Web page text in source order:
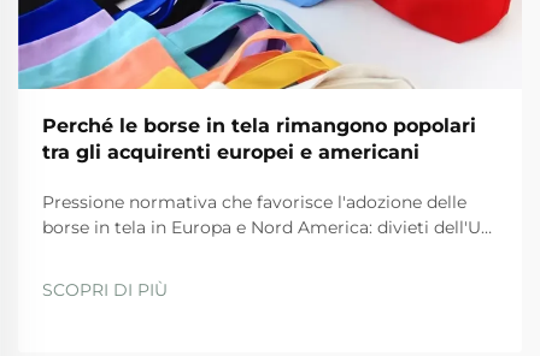
Perché le borse in tela rimangono popolari
tra gli acquirenti europei e americani
Pressione normativa che favorisce l'adozione delle
borse in tela in Europa e Nord America: divieti dell'UE
circolare. Le severe normative dell'UE stanno
spingendo fortemente le aziende verso l'uso di borse
SCOPRI DI PIÙ